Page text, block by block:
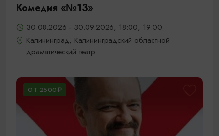
Комедия «№13»
30.08.2026 - 30.09.2026, 18:00, 19:00
Калининград, Калининградский областной
драматический театр
ОТ 2500₽